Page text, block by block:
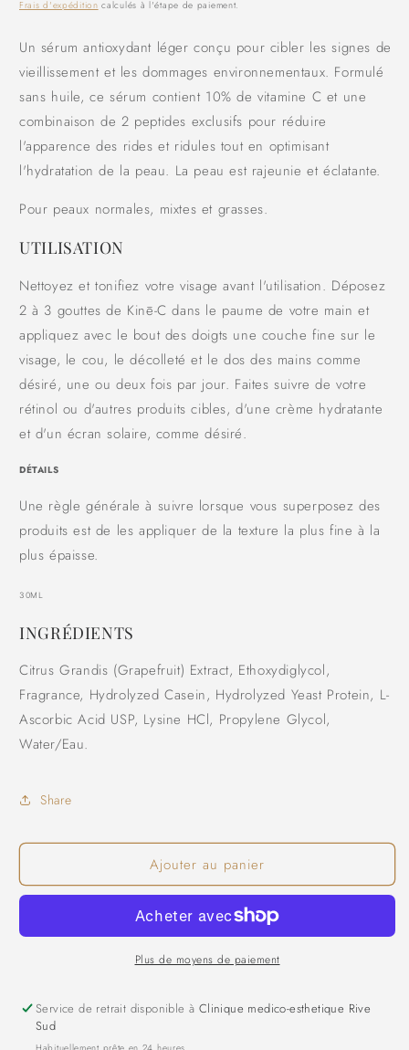
Frais d'expédition calculés à l'étape de paiement.
Un sérum antioxydant léger conçu pour cibler les signes de
vieillissement et les dommages environnementaux. Formulé
sans huile, ce sérum contient 10% de vitamine C et une
combinaison de 2 peptides exclusifs pour réduire
l'apparence des rides et ridules tout en optimisant
l'hydratation de la peau. La peau est rajeunie et éclatante.
Pour peaux normales, mixtes et grasses.
UTILISATION
Nettoyez et tonifiez votre visage avant l'utilisation. Déposez
2 à 3 gouttes de Kinē-C dans le paume de votre main et
appliquez avec le bout des doigts une couche fine sur le
visage, le cou, le décolleté et le dos des mains comme
désiré, une ou deux fois par jour. Faites suivre de votre
rétinol ou d'autres produits cibles, d'une crème hydratante
et d'un écran solaire, comme désiré.
DÉTAILS
Une règle générale à suivre lorsque vous superposez des
produits est de les appliquer de la texture la plus fine à la
plus épaisse.
30ML
INGRÉDIENTS
Citrus Grandis (Grapefruit) Extract, Ethoxydiglycol,
Fragrance, Hydrolyzed Casein, Hydrolyzed Yeast Protein, L-
Ascorbic Acid USP, Lysine HCl, Propylene Glycol,
Water/Eau.
Share
Ajouter au panier
Plus de moyens de paiement
Service de retrait disponible à Clinique medico-esthetique Rive
Sud